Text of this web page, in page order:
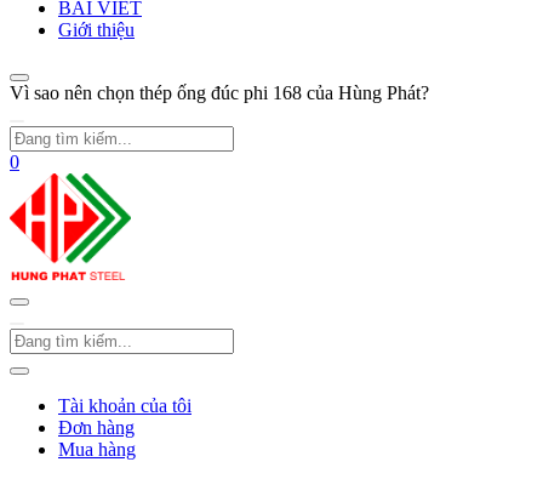
BÀI VIẾT
Giới thiệu
Vì sao nên chọn thép ống đúc phi 168 của Hùng Phát?
0
Tài khoản của tôi
Đơn hàng
Mua hàng